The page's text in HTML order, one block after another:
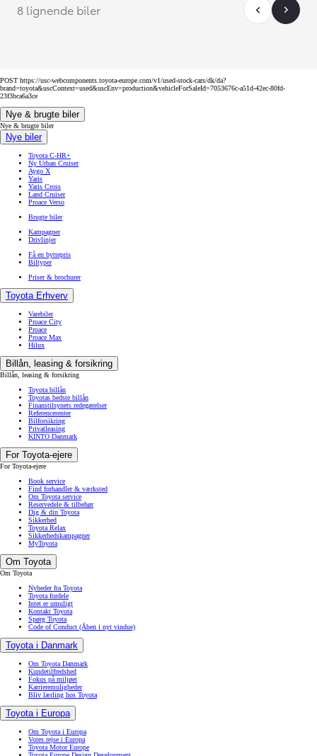
8 lignende biler
POST https://usc-webcomponents.toyota-europe.com/v1/used-stock-cars/dk/da?
brand=toyota&uscContext=used&uscEnv=production&vehicleForSaleId=7053676c-a51d-42ec-80fd-
23f3bca6a3ce
Nye & brugte biler
Nye & brugte biler
Nye biler
Toyota C-HR+
Ny Urban Cruiser
Aygo X
Yaris
Yaris Cross
Land Cruiser
Proace Verso
Brugte biler
Kampagner
Drivlinjer
Få en byttepris
Biltyper
Priser & brochurer
Toyota Erhverv
Varebiler
Proace City
Proace
Proace Max
Hilux
Billån, leasing & forsikring
Billån, leasing & forsikring
Toyota billån
Toyotas bedste billån
Finanstilsynets redegørelser
Referencerenter
Bilforsikring
Privatleasing
KINTO Danmark
For Toyota-ejere
For Toyota-ejere
Book service
Find forhandler & værksted
Om Toyota service
Reservedele & tilbehør
Dig & din Toyota
Sikkerhed
Toyota Relax
Sikkerhedskampagner
MyToyota
Om Toyota
Om Toyota
Nyheder fra Toyota
Toyota fordele
Intet er umuligt
Kontakt Toyota
Spørg Toyota
Code of Conduct (Åben i nyt vindue)
Toyota i Danmark
Om Toyota Danmark
Kundetilfredshed
Fokus på miljøet
Karrieremuligheder
Bliv lærling hos Toyota
Toyota i Europa
Om Toyota i Europa
Vores rejse i Europa
Toyota Motor Europe